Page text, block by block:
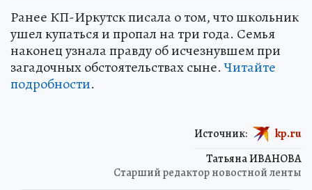
Ранее КП-Иркутск писала о том, что школьник
ушел купаться и пропал на три года. Семья
наконец узнала правду об исчезнувшем при
загадочных обстоятельствах сыне.Читайте
подробности.
Татьяна ИВАНОВА
Старший редактор новостной ленты
Источник: kp.ru